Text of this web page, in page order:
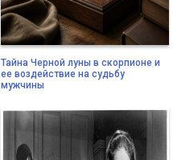
Тайна Черной луны в скорпионе и
ее воздействие на судьбу
мужчины